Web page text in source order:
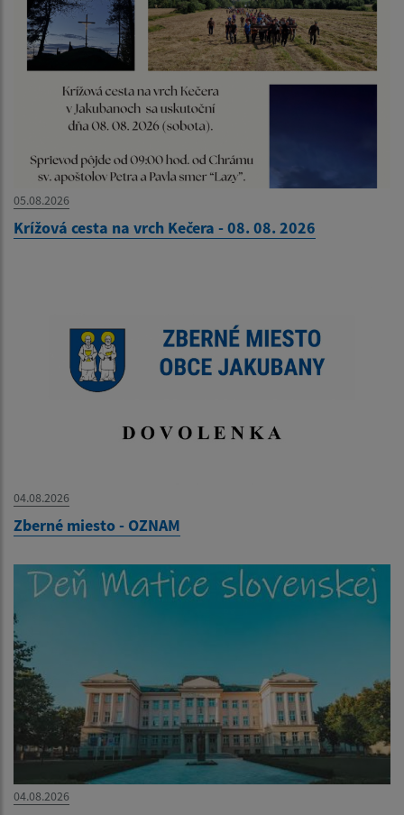
05.08.2026
Krížová cesta na vrch Kečera - 08. 08. 2026
04.08.2026
Zberné miesto - OZNAM
04.08.2026